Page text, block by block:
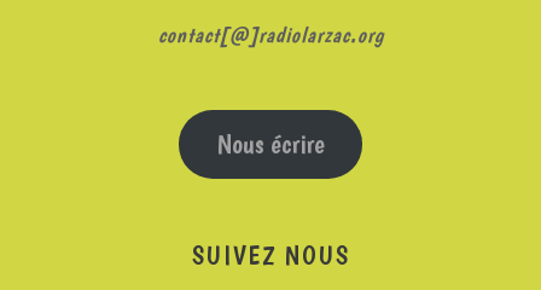
contact[@]radiolarzac.org
Nous écrire
SUIVEZ NOUS